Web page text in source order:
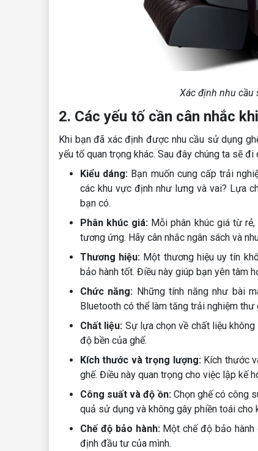
Xác định nhu cầu
2. Các yếu tố cần cân nhắc
Khi bạn đã xác định được nhu cầu sử dụng
yếu tố quan trọng khác. Sau đây chúng ta sẽ
Kiểu dáng: Bạn muốn cung cấp trải
các khu vực định như lưng và vai? Lựa
bạn có.
Phân khúc giá: Mỗi phân khúc giá từ
tương ứng. Hãy cân nhắc ngân sách và
Thương hiệu: Một thương hiệu uy tín
bảo hành tốt. Điều này giúp bạn yên tâm
Chức năng: Những tính năng như bài
Bluetooth có thể làm tăng trải nghiệm
Chất liệu: Sự lựa chọn về chất liệu
độ bền của ghế.
Kích thước và trọng lượng:Kích thước
ghế. Điều này quan trọng cho việc lập kế
Công suất và độ ồn: Chọn ghế có công
quả sử dụng và không gây phiền toái cho
Chế độ bảo hành:Một chế độ bảo hành
định đầu tư của mình.